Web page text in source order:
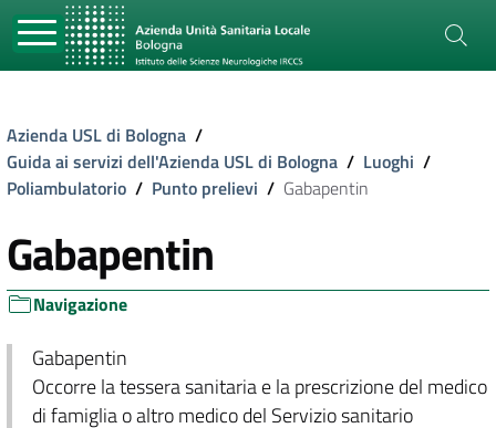
Azienda USL di Bologna /
Guida ai servizi dell'Azienda USL di Bologna / Luoghi /
Poliambulatorio / Punto prelievi / Gabapentin
Gabapentin
Navigazione
Gabapentin
Occorre la tessera sanitaria e la prescrizione del medico
di famiglia o altro medico del Servizio sanitario